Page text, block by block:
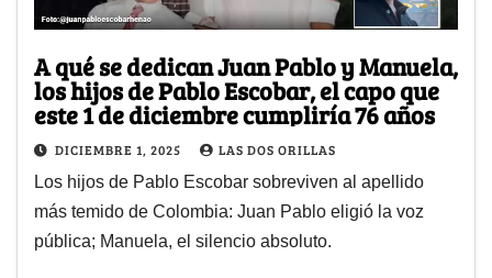
A qué se dedican Juan Pablo y Manuela,
los hijos de Pablo Escobar, el capo que
este 1 de diciembre cumpliría 76 años
DICIEMBRE 1, 2025 LAS DOS ORILLAS
Los hijos de Pablo Escobar sobreviven al apellido
más temido de Colombia: Juan Pablo eligió la voz
pública; Manuela, el silencio absoluto.